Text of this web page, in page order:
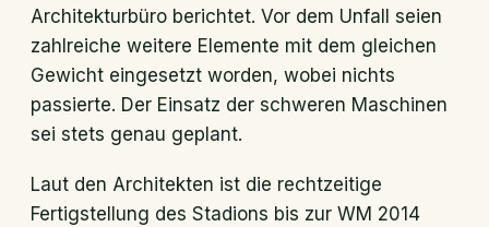
Architekturbüro berichtet. Vor dem Unfall seien
zahlreiche weitere Elemente mit dem gleichen
Gewicht eingesetzt worden, wobei nichts
passierte. Der Einsatz der schweren Maschinen
sei stets genau geplant.
Laut den Architekten ist die rechtzeitige
Fertigstellung des Stadions bis zur WM 2014